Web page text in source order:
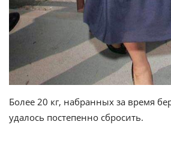
Более 20 кг, набранных за время
удалось постепенно сбросить.